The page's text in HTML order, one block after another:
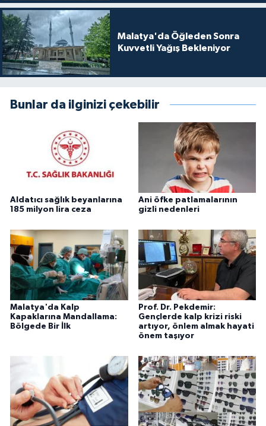
Malatya'da Öğleden Sonra
Kuvvetli Yağış Bekleniyor
Bunlar da ilginizi çekebilir
Aldatıcı sağlık beyanlarına
185 milyon lira ceza
Ani öfke patlamalarının
gizli nedenleri
Malatya'da Kalp
Kapaklarına Mandallama:
Bölgede Bir İlk
Prof. Dr. Pekdemir:
Gençlerde kalp krizi riski
artıyor, önlem almak hayati
önem taşıyor